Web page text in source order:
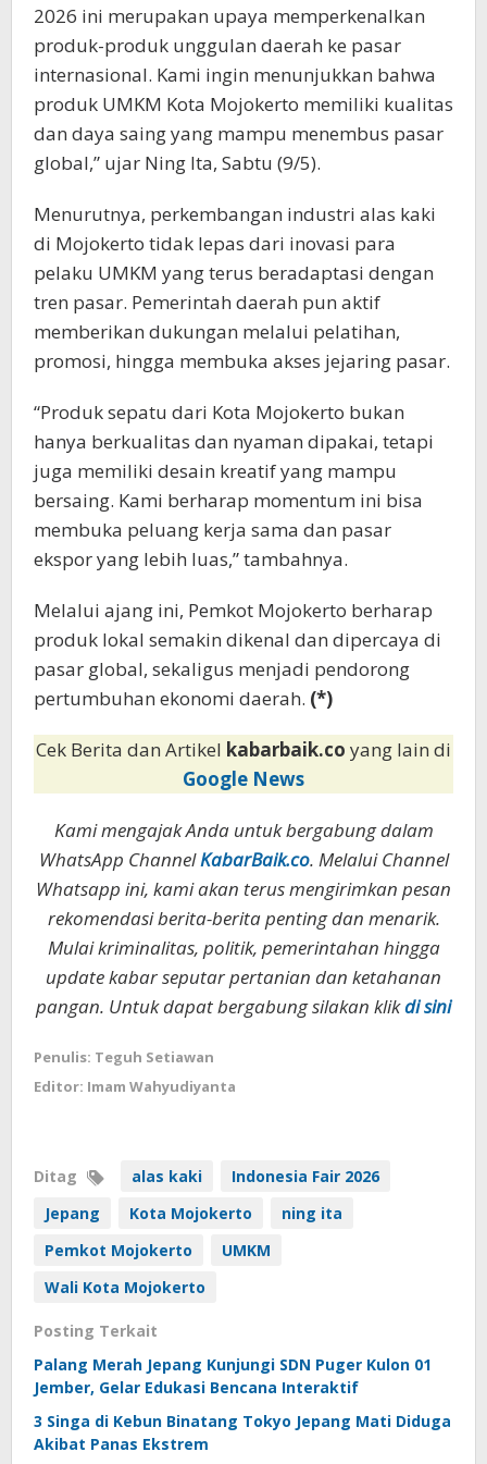
2026 ini merupakan upaya memperkenalkan
produk-produk unggulan daerah ke pasar
internasional. Kami ingin menunjukkan bahwa
produk UMKM Kota Mojokerto memiliki kualitas
dan daya saing yang mampu menembus pasar
global,” ujar Ning Ita, Sabtu (9/5).
Menurutnya, perkembangan industri alas kaki
di Mojokerto tidak lepas dari inovasi para
pelaku UMKM yang terus beradaptasi dengan
tren pasar. Pemerintah daerah pun aktif
memberikan dukungan melalui pelatihan,
promosi, hingga membuka akses jejaring pasar.
“Produk sepatu dari Kota Mojokerto bukan
hanya berkualitas dan nyaman dipakai, tetapi
juga memiliki desain kreatif yang mampu
bersaing. Kami berharap momentum ini bisa
membuka peluang kerja sama dan pasar
ekspor yang lebih luas,” tambahnya.
Melalui ajang ini, Pemkot Mojokerto berharap
produk lokal semakin dikenal dan dipercaya di
pasar global, sekaligus menjadi pendorong
pertumbuhan ekonomi daerah. (*)
Cek Berita dan Artikel kabarbaik.co yang lain di
Google News
Kami mengajak Anda untuk bergabung dalam
WhatsApp ChannelKabarBaik.co. Melalui Channel
Whatsapp ini, kami akan terus mengirimkan pesan
rekomendasi berita-berita penting dan menarik.
Mulai kriminalitas, politik, pemerintahan hingga
update kabar seputar pertanian dan ketahanan
pangan. Untuk dapat bergabung silakan klikdi sini
Penulis: Teguh Setiawan
Editor: Imam Wahyudiyanta
Ditag alas kaki
Indonesia Fair 2026
Jepang
Kota Mojokerto
ning ita
Pemkot Mojokerto
UMKM
Wali Kota Mojokerto
Posting Terkait
Palang Merah Jepang Kunjungi SDN Puger Kulon 01
Jember, Gelar Edukasi Bencana Interaktif
3 Singa di Kebun Binatang Tokyo Jepang Mati Diduga
Akibat Panas Ekstrem